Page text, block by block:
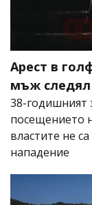
Арест в
мъж следял
38-годишният
посещението
властите не
нападение